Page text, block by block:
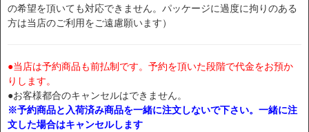
の希望を頂いても対応できません。パッケージに過度に拘りのある
方は当店のご利用をご遠慮願います）
●当店は予約商品も前払制です。予約を頂いた段階で代金をお預か
りします。
●お客様都合のキャンセルはできません。
※予約商品と入荷済み商品を一緒に注文しないで下さい。一緒に注
文した場合はキャンセルします